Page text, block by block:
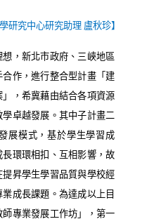
研究中心研究助理 盧秋珍】
，新北市政府、三峽地區
作，進行整合型計畫「建
，希冀藉由結合各項資源
卓越發展。其中子計畫二
展模式，基於學生學習成
環環相扣、互相影響，故
昇學生學習品質與學校經
成長課題。為達成以上目
專業發展工作坊」，第一